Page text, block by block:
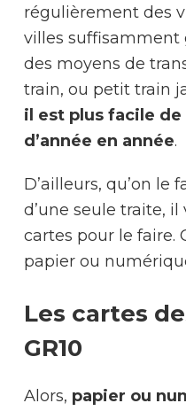
régulièrement des
villes suffisamment
des moyens de
train, ou petit train
il est plus facile
d’année en année.
D’ailleurs, qu’on le
d’une seule traite, il
cartes pour le faire.
papier ou
Les cartes
GR10
Alors, papier ou